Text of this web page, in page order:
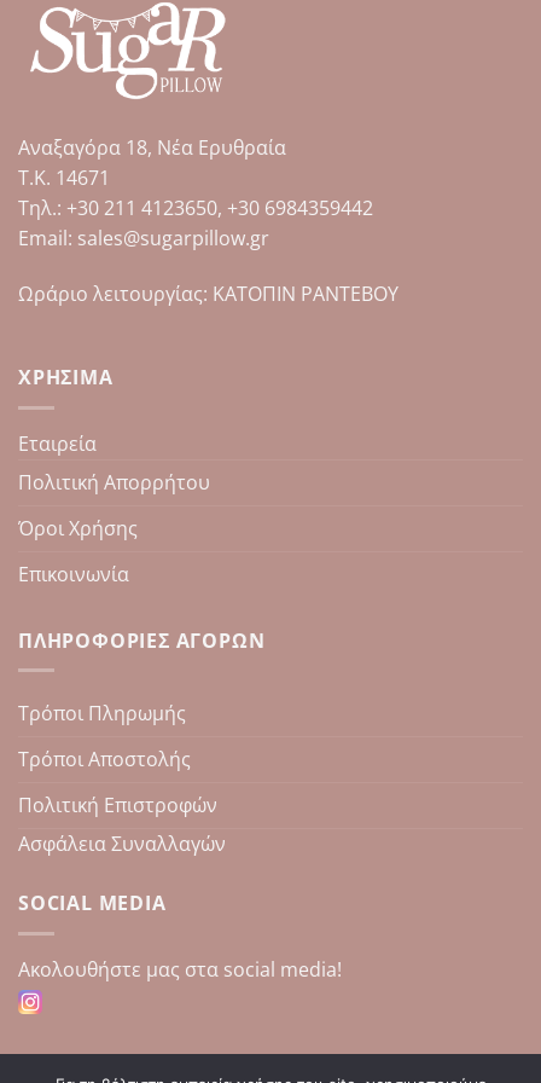
Αναξαγόρα 18, Νέα Ερυθραία
Τ.Κ. 14671
Tηλ.: +30 211 4123650, +30 6984359442
Email: sales@sugarpillow.gr
Ωράριο λειτουργίας: ΚΑΤΟΠΙΝ ΡΑΝΤΕΒΟΥ
ΧΡΉΣΙΜΑ
Εταιρεία
Πολιτική Απορρήτου
Όροι Χρήσης
Επικοινωνία
ΠΛΗΡΟΦΟΡΊΕΣ ΑΓΟΡΏΝ
Τρόποι Πληρωμής
Τρόποι Αποστολής
Πολιτική Επιστροφών
Ασφάλεια Συναλλαγών
SOCIAL MEDIA
Aκολουθήστε μας στα social media!